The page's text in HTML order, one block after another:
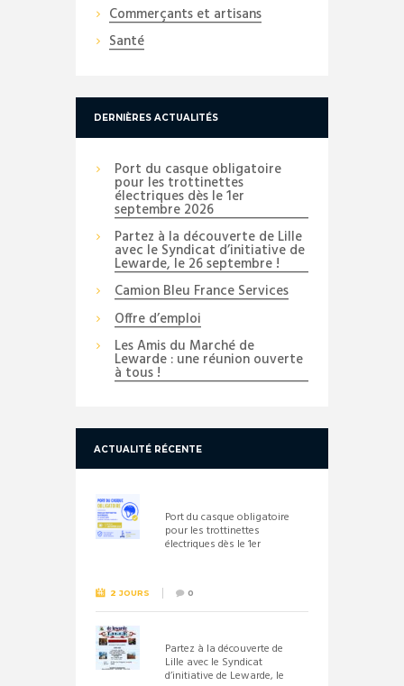
Commerçants et artisans
Santé
DERNIÈRES ACTUALITÉS
Port du casque obligatoire
pour les trottinettes
électriques dès le 1er
septembre 2026
Partez à la découverte de Lille
avec le Syndicat d’initiative de
Lewarde, le 26 septembre !
Camion Bleu France Services
Offre d’emploi
Les Amis du Marché de
Lewarde : une réunion ouverte
à tous !
ACTUALITÉ RÉCENTE
Port du casque obligatoire
pour les trottinettes
électriques dès le 1er
2 JOURS 0
Partez à la découverte de
Lille avec le Syndicat
d’initiative de Lewarde, le